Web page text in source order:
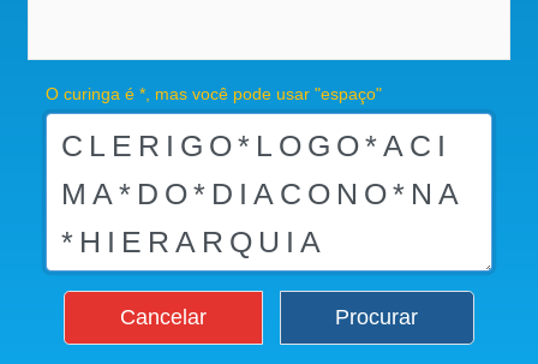
O curinga é *, mas você pode usar "espaço"
Cancelar Procurar